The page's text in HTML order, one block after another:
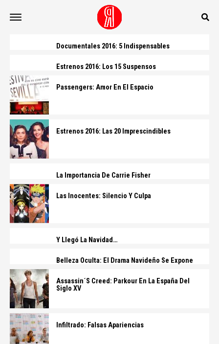
Documentales 2016: 5 Indispensables
Estrenos 2016: Los 15 Suspensos
Passengers: Amor En El Espacio
Estrenos 2016: Las 20 Imprescindibles
La Importancia De Carrie Fisher
Las Inocentes: Silencio Y Culpa
Y Llegó La Navidad…
Belleza Oculta: El Drama Navideño Se Expone
Assassin´s Creed: Parkour En La España Del
Siglo XV
Infiltrado: Falsas Apariencias